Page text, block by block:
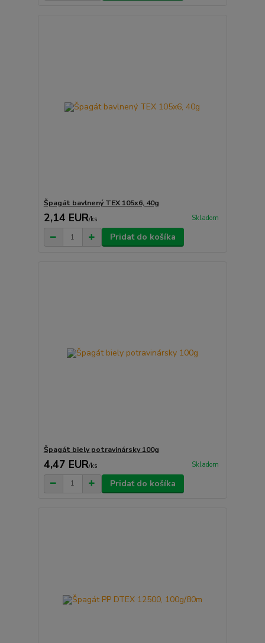
Špagát bavlnený TEX 105x6, 40g
2,14 EUR/ks Skladom
Pridať do košíka
Špagát biely potravinársky 100g
4,47 EUR/ks Skladom
Pridať do košíka